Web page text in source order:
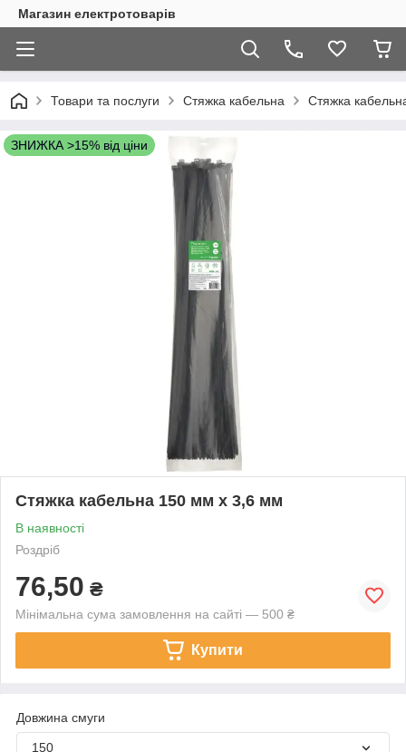
Магазин електротоварів
Товари та послуги Стяжка кабельна Стяжка
ЗНИЖКА >15% від ціни
Стяжка кабельна 150 мм х 3,6 мм
В наявності
Роздріб
76,50 ₴
Мінімальна сума замовлення на сайті — 500 ₴
Купити
Довжина смуги
150